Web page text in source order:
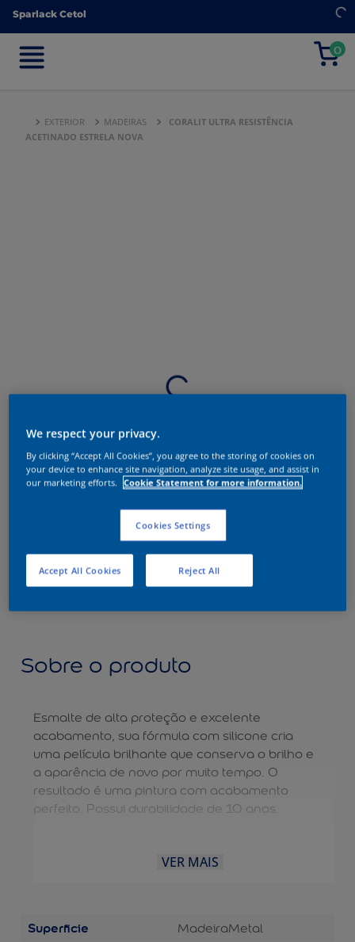
Sparlack Cetol
0
Sparlack Cetol
0
EXTERIOR MADEIRAS
CORALIT ULTRA RESISTÊNCIA
ACETINADO ESTRELA NOVA
Sobre o produto
Esmalte de alta proteção e excelente
acabamento, sua fórmula com silicone cria
uma película brilhante que conserva o brilho e
a aparência de novo por muito tempo. O
resultado é uma pintura com acabamento
perfeito. Possui durabilidade de 10 anos.
VER MAIS
Superficie MadeiraMetal
We respect your privacy.
By clicking “Accept All Cookies”, you agree to the storing of cookies on
your device to enhance site navigation, analyze site usage, and assist in
our marketing efforts.
Cookie Statement for more information.
Cookies Settings
Reject All
Accept All Cookies